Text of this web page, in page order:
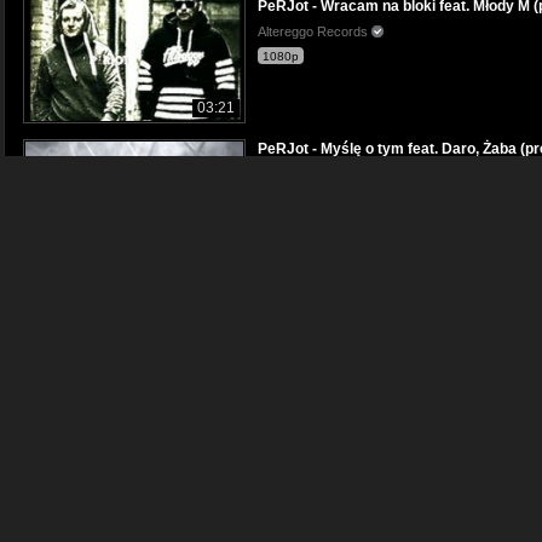
03:21
PeRJot - Wracam na bloki feat. Młody M
Altereggo Records
1080p
PeRJot - Myślę o tym feat. Daro, Żaba